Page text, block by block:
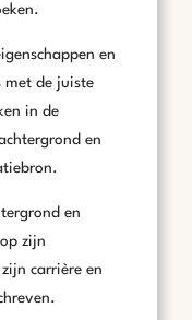
en
met de juiste
in de
en
en
zijn
carrière en